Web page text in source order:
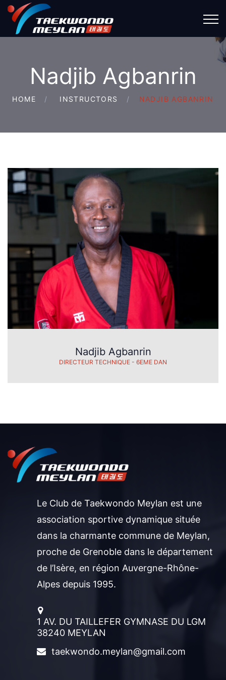
Nadjib Agbanrin
HOME INSTRUCTORS NADJIB AGBANRIN
Nadjib Agbanrin
DIRECTEUR TECHNIQUE - 6EME DAN
Le Club de Taekwondo Meylan est une
association sportive dynamique située
dans la charmante commune de Meylan,
proche de Grenoble dans le département
de l’Isère, en région Auvergne-Rhône-
Alpes depuis 1995.
1 AV. DU TAILLEFER GYMNASE DU LGM
38240 MEYLAN
taekwondo.meylan@gmail.com